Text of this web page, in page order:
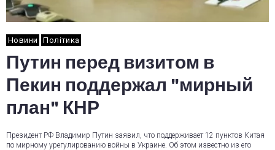
Новини Політика
Путин перед визитом в
Пекин поддержал "мирный
план" КНР
Президент РФ Владимир Путин заявил, что поддерживает 12 пунктов Китая
по мирному урегулированию войны в Украине. Об этом известно из его